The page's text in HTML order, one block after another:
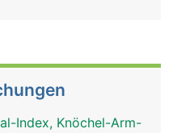
Index, Knöchel-Arm-